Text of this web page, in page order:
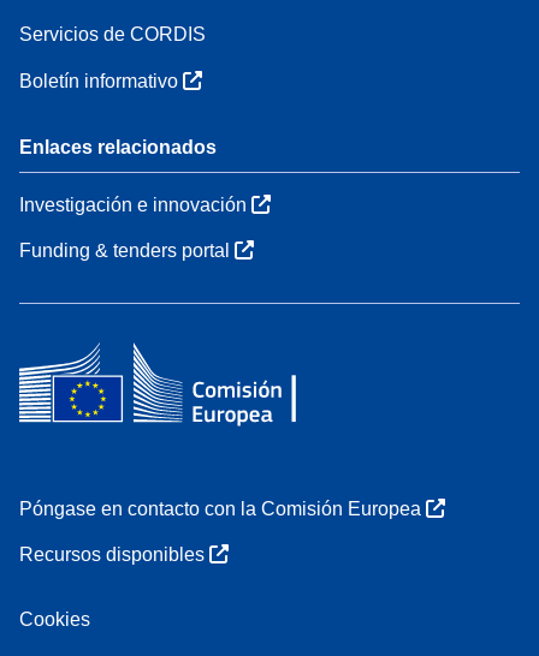
Servicios de CORDIS
Boletín informativo
Enlaces relacionados
Investigación e innovación
Funding & tenders portal
Póngase en contacto con la Comisión Europea
Recursos disponibles
Cookies